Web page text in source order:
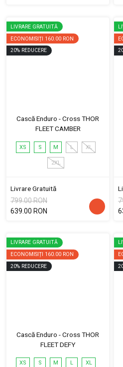
LIVRARE GRATUITĂ
ECONOMISIȚI 160.00 RON
20% REDUCERE
Cască Enduro - Cross THOR
FLEET CAMBER
XS S M L XL
2XL
Livrare Gratuită
799.00 RON
639.00 RON
LIVRARE GRATUITĂ
ECONOMISIȚI 160.00 RON
20% REDUCERE
Cască Enduro - Cross THOR
FLEET DEFY
XS S M L XL